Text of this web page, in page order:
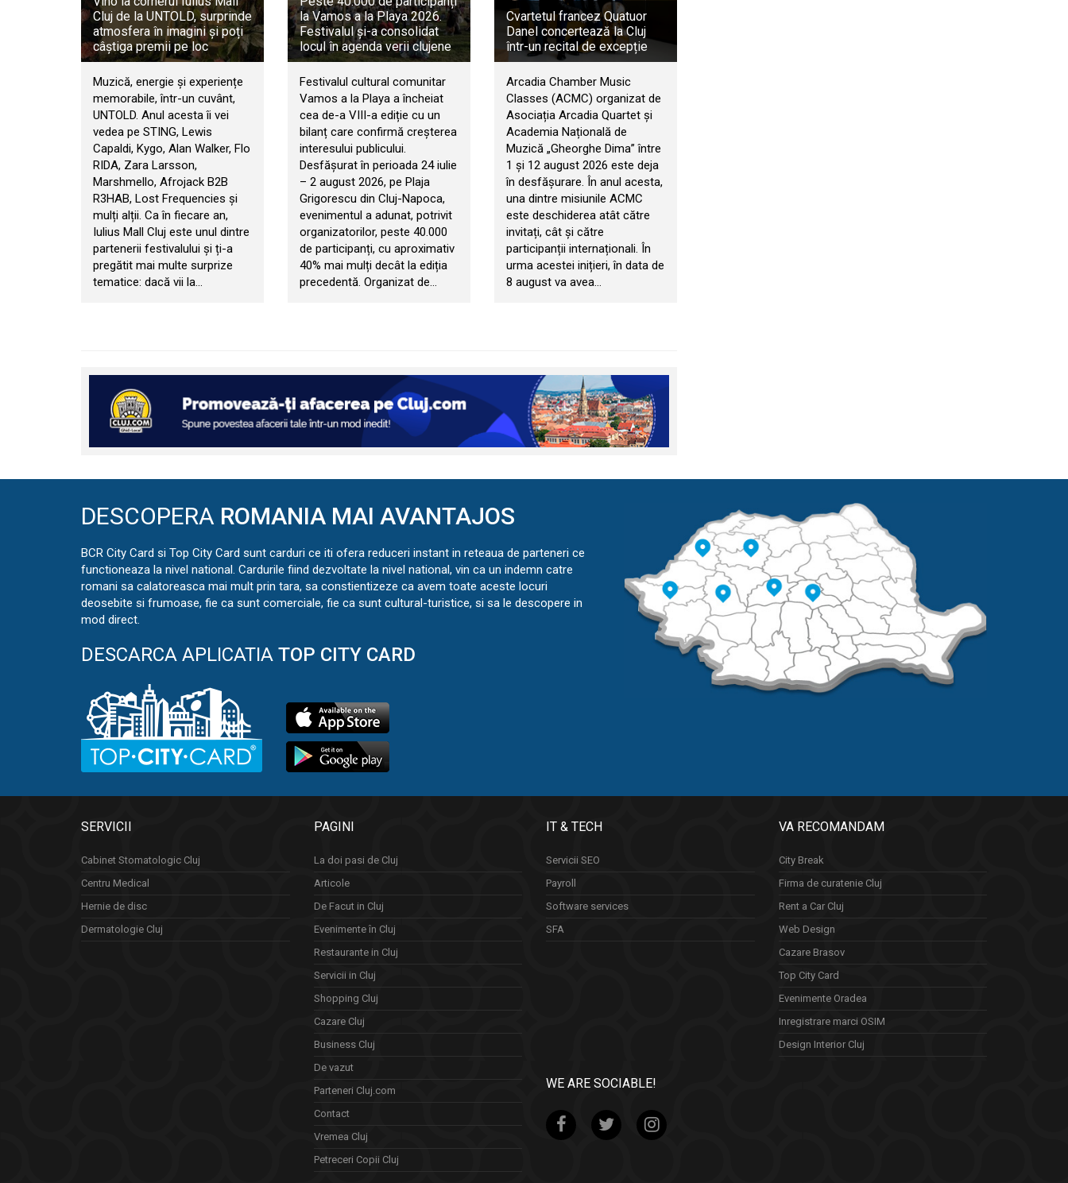
Cluj de la UNTOLD, surprinde
atmosfera în imagini și poți
câștiga premii pe loc
Muzică, energie și experiențe
memorabile, într-un cuvânt,
UNTOLD. Anul acesta îi vei
vedea pe STING, Lewis
Capaldi, Kygo, Alan Walker, Flo
RIDA, Zara Larsson,
Marshmello, Afrojack B2B
R3HAB, Lost Frequencies și
mulți alții. Ca în fiecare an,
Iulius Mall Cluj este unul dintre
partenerii festivalului și ți-a
pregătit mai multe surprize
tematice: dacă vii la…
la Vamos a la Playa 2026.
Festivalul și-a consolidat
locul în agenda verii clujene
Festivalul cultural comunitar
Vamos a la Playa a încheiat
cea de-a VIII-a ediție cu un
bilanț care confirmă creșterea
interesului publicului.
Desfășurat în perioada 24 iulie
– 2 august 2026, pe Plaja
Grigorescu din Cluj-Napoca,
evenimentul a adunat, potrivit
organizatorilor, peste 40.000
de participanți, cu aproximativ
40% mai mulți decât la ediția
precedentă. Organizat de…
Cvartetul francez Quatuor
Danel concertează la Cluj
într-un recital de excepție
Arcadia Chamber Music
Classes (ACMC) organizat de
Asociația Arcadia Quartet și
Academia Națională de
Muzică „Gheorghe Dima” între
1 și 12 august 2026 este deja
în desfășurare. În anul acesta,
una dintre misiunile ACMC
este deschiderea atât către
invitați, cât și către
participanții internaționali. În
urma acestei inițieri, în data de
8 august va avea…
DESCOPERA ROMANIA MAI AVANTAJOS
BCR City Card si Top City Card sunt carduri ce iti ofera reduceri instant in reteaua de parteneri ce
functioneaza la nivel national. Cardurile fiind dezvoltate la nivel national, vin ca un indemn catre
romani sa calatoreasca mai mult prin tara, sa constientizeze ca avem toate aceste locuri
deosebite si frumoase, fie ca sunt comerciale, fie ca sunt cultural-turistice, si sa le descopere in
mod direct.
DESCARCA APLICATIA TOP CITY CARD
SERVICII
Cabinet Stomatologic Cluj
Centru Medical
Hernie de disc
Dermatologie Cluj
PAGINI
La doi pasi de Cluj
Articole
De Facut in Cluj
Evenimente în Cluj
Restaurante in Cluj
Servicii in Cluj
Shopping Cluj
Cazare Cluj
Business Cluj
De vazut
Parteneri Cluj.com
Contact
Vremea Cluj
Petreceri Copii Cluj
IT & TECH
Servicii SEO
Payroll
Software services
SFA
VA RECOMANDAM
City Break
Firma de curatenie Cluj
Rent a Car Cluj
Web Design
Cazare Brasov
Top City Card
Evenimente Oradea
Inregistrare marci OSIM
Design Interior Cluj
WE ARE SOCIABLE!